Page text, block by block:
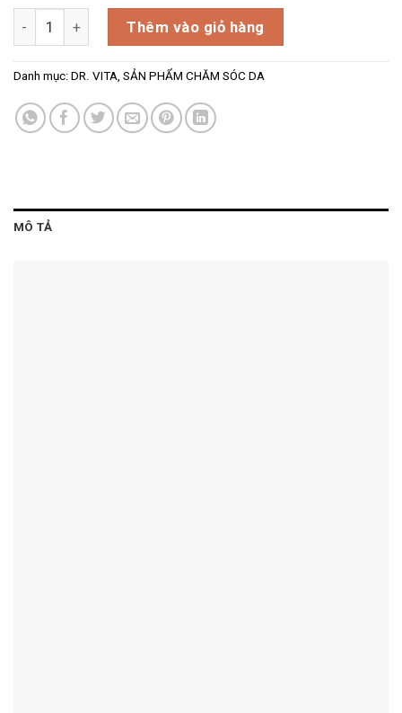
Dr. Vita Vita B 30ml số lượngThêm vào giỏ hàng
Danh mục: DR. VITA, SẢN PHẨM CHĂM SÓC DA
MÔ TẢ